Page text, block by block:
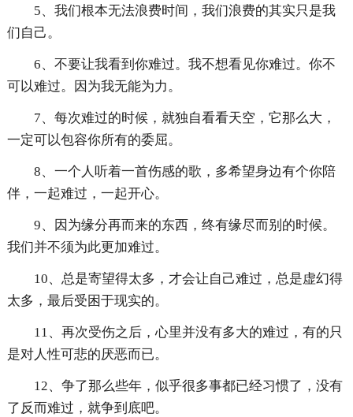
5、我们根本无法浪费时间，我们浪费的其实只是我
们自己。
6、不要让我看到你难过。我不想看见你难过。你不
可以难过。因为我无能为力。
7、每次难过的时候，就独自看看天空，它那么大，
一定可以包容你所有的委屈。
8、一个人听着一首伤感的歌，多希望身边有个你陪
伴，一起难过，一起开心。
9、因为缘分再而来的东西，终有缘尽而别的时候。
我们并不须为此更加难过。
10、总是寄望得太多，才会让自己难过，总是虚幻得
太多，最后受困于现实的。
11、再次受伤之后，心里并没有多大的难过，有的只
是对人性可悲的厌恶而已。
12、争了那么些年，似乎很多事都已经习惯了，没有
了反而难过，就争到底吧。